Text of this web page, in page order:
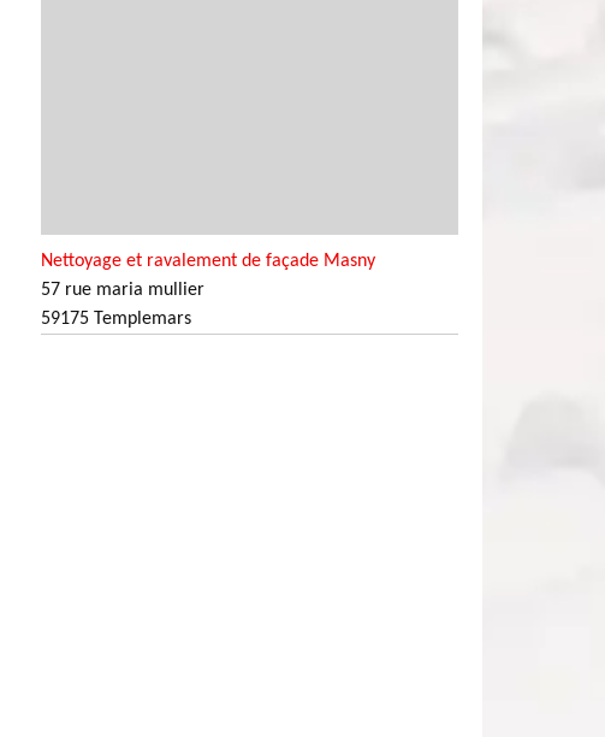
Nettoyage et ravalement de façade Masny
57 rue maria mullier
59175 Templemars